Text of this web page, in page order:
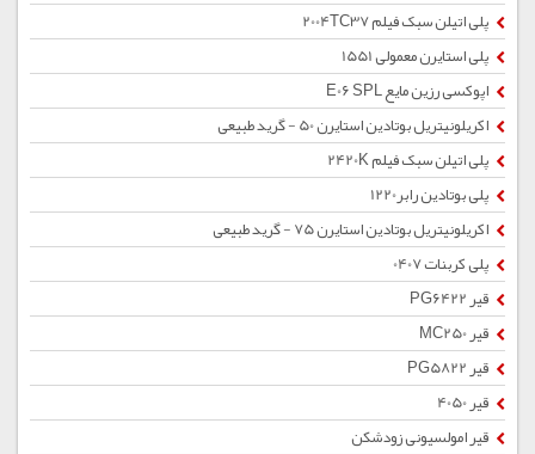
پلی اتیلن سبک فیلم 2004TC37
پلی استایرن معمولی 1551
اپوکسی رزین مایع E06 SPL
اکریلونیتریل بوتادین استایرن 50 - گرید طبیعی
پلی اتیلن سبک فیلم 2420K
پلی بوتادین رابر1220
اکریلونیتریل بوتادین استایرن 75 - گرید طبیعی
پلی کربنات 0407
قیر PG6422
قیر MC250
قیر PG5822
قیر 4050
قیر امولسیونی زودشکن